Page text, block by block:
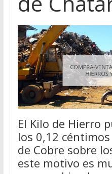
El Kilo de Hierro
los 0,12
de Cobre sobre
este motivo es